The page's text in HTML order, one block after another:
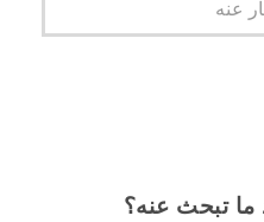
ما تبحث عنه؟